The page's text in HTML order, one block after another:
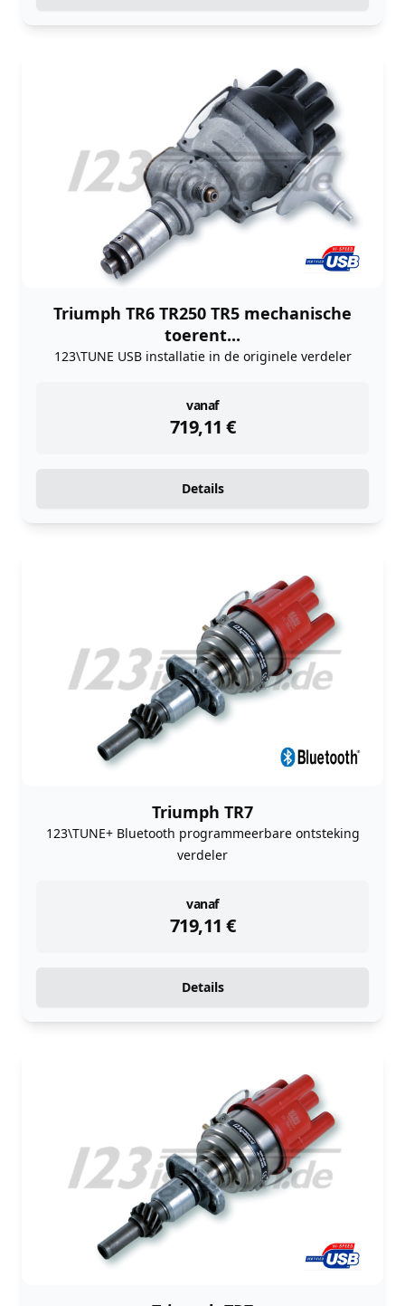
Triumph TR6 TR250 TR5 mechanische
toerent...
123\TUNE USB installatie in de originele verdeler
vanaf
719,11 €
instock
Details
Triumph TR7
123\TUNE+ Bluetooth programmeerbare ontsteking
verdeler
vanaf
719,11 €
instock
Details